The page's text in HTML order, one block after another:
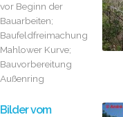
vor Beginn der
Bauarbeiten;
Baufeldfreimachung
Mahlower Kurve;
Bauvorbereitung
Außenring
Bilder vom